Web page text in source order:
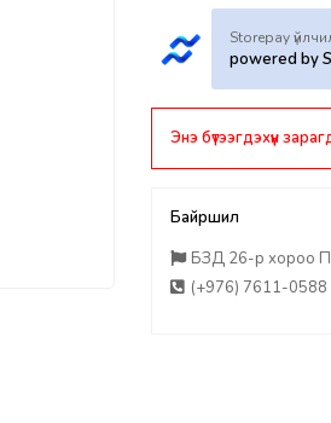
Storepay
powered by
Энэ бүтээгдэхүүн
Байршил
БЗД 26-р хороо
(+976) 7611-0588